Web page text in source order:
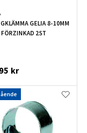
GELIA 8-10MM
2ST
kr